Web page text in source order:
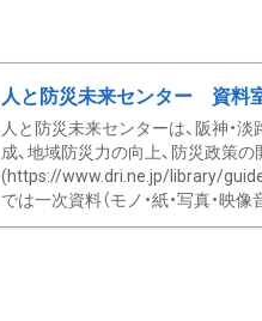
人と防災未来センター 資料
人と防災未来センターは、阪神・
成、地域防災力の向上、防災政策
(https://www.dri.ne.jp/library/guide/
では一次資料（モノ・紙・写真・映像